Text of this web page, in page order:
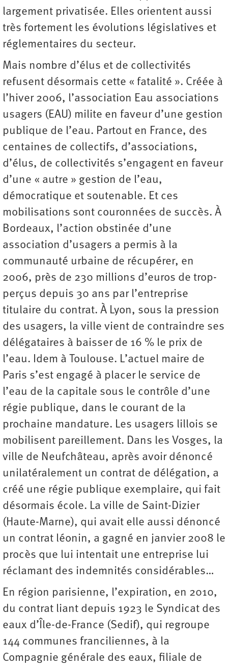
largement privatisée. Elles orientent aussi
très fortement les évolutions législatives et
réglementaires du secteur.
Mais nombre d’élus et de collectivités
refusent désormais cette « fatalité ». Créée à
l’hiver 2006, l’association Eau associations
usagers (EAU) milite en faveur d’une gestion
publique de l’eau. Partout en France, des
centaines de collectifs, d’associations,
d’élus, de collectivités s’engagent en faveur
d’une « autre » gestion de l’eau,
démocratique et soutenable. Et ces
mobilisations sont couronnées de succès. À
Bordeaux, l’action obstinée d’une
association d’usagers a permis à la
communauté urbaine de récupérer, en
2006, près de 230 millions d’euros de trop-
perçus depuis 30 ans par l’entreprise
titulaire du contrat. À Lyon, sous la pression
des usagers, la ville vient de contraindre ses
délégataires à baisser de 16 % le prix de
l’eau. Idem à Toulouse. L’actuel maire de
Paris s’est engagé à placer le service de
l’eau de la capitale sous le contrôle d’une
régie publique, dans le courant de la
prochaine mandature. Les usagers lillois se
mobilisent pareillement. Dans les Vosges, la
ville de Neufchâteau, après avoir dénoncé
unilatéralement un contrat de délégation, a
créé une régie publique exemplaire, qui fait
désormais école. La ville de Saint-Dizier
(Haute-Marne), qui avait elle aussi dénoncé
un contrat léonin, a gagné en janvier 2008 le
procès que lui intentait une entreprise lui
réclamant des indemnités considérables…
En région parisienne, l’expiration, en 2010,
du contrat liant depuis 1923 le Syndicat des
eaux d’Île-de-France (Sedif), qui regroupe
144 communes franciliennes, à la
Compagnie générale des eaux, filiale de